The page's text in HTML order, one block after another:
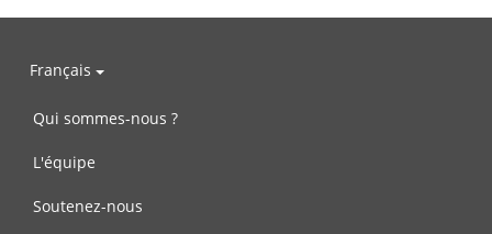
Français
Qui sommes-nous ?
L'équipe
Soutenez-nous